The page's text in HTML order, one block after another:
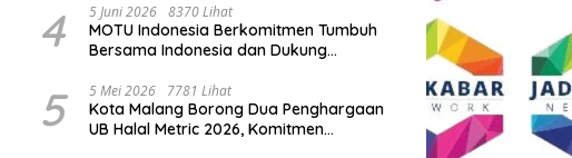
4 5 Juni 2026 8370 Lihat
MOTU Indonesia Berkomitmen Tumbuh
Bersama Indonesia dan Dukung
5 5 Mei 2026 7781 Lihat
Kota Malang Borong Dua Penghargaan
UB Halal Metric 2026, Komitmen